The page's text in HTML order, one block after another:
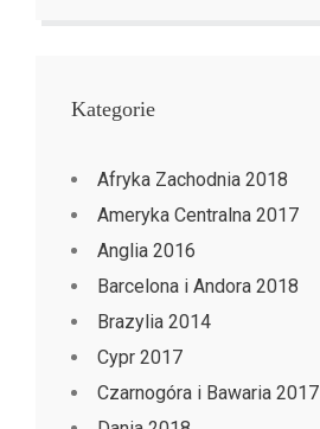
Kategorie
Afryka Zachodnia 2018
Ameryka Centralna 2017
Anglia 2016
Barcelona i Andora 2018
Brazylia 2014
Cypr 2017
Czarnogóra i Bawaria 2017